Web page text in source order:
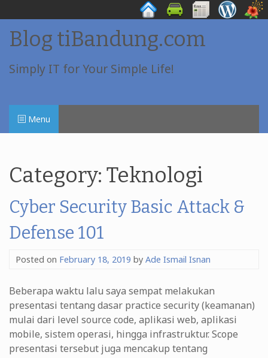
Skip
content
Blog tiBandung.com
Simply IT for Your Simple Life!
Menu
Category: Teknologi
Cyber Security Basic Attack &
Defense 101
Posted on February 18, 2019 by Ade Ismail Isnan
Beberapa waktu lalu saya sempat melakukan
presentasi tentang dasar practice security (keamanan)
mulai dari level source code, aplikasi web, aplikasi
mobile, sistem operasi, hingga infrastruktur. Scope
presentasi tersebut juga mencakup tentang